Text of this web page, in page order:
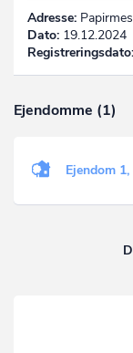
Adresse:
Dato: 19.12.2024
Registreringsdato:
Ejendomme (1)
Ejendom